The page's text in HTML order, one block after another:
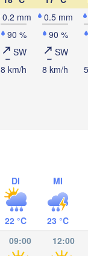
0.2 mm
90 %
SW
8 km/h
0.5 mm
90 %
SW
8 km/h
DI
22 °C
MI
23 °C
09:00 12:00
San José